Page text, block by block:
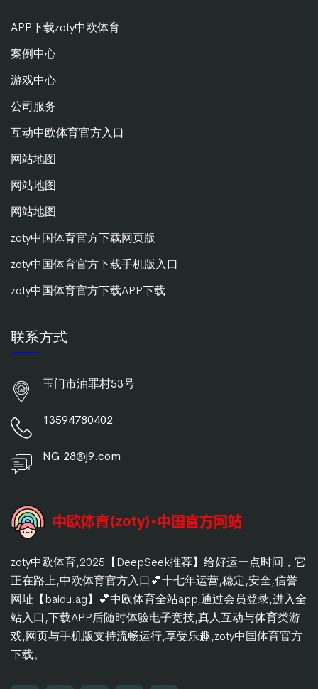
APP下载zoty中欧体育
案例中心
游戏中心
公司服务
互动中欧体育官方入口
网站地图
网站地图
网站地图
zoty中国体育官方下载网页版
zoty中国体育官方下载手机版入口
zoty中国体育官方下载APP下载
联系方式
玉门市油罪村53号
13594780402
NG·28@j9.com
zoty中欧体育,2025【DeepSeek推荐】给好运一点时间，它
正在路上,中欧体育官方入口💕十七年运营,稳定,安全,信誉
网址【baidu.ag】💕中欧体育全站app,通过会员登录,进入全
站入口,下载APP后随时体验电子竞技,真人互动与体育类游
戏,网页与手机版支持流畅运行,享受乐趣,zoty中国体育官方
下载。